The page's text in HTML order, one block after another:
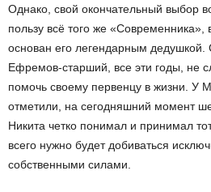
Однако, свой окончательный выбор
пользу всё того же «Современника»,
основан его легендарным дедушкой.
Ефремов-старший, все эти годы, не
помочь своему первенцу в жизни. У
отметили, на сегодняшний момент
Никита четко понимал и принимал
всего нужно будет добиваться
собственными силами.